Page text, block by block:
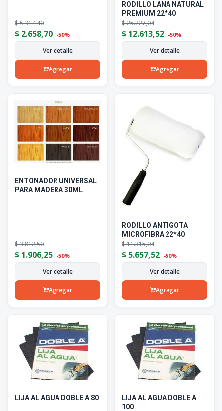
$5.317,40
$ 2.658,70 -50%
Ver detalle
Agregar
RODILLO LANA NATURAL
PREMIUM 22*40
$25.227,04
$ 12.613,52 -50%
Ver detalle
Agregar
ENTONADOR UNIVERSAL
PARA MADERA 30ML
$3.812,50
$ 1.906,25 -50%
Ver detalle
Agregar
RODILLO ANTIGOTA
MICROFIBRA 22*40
$11.315,04
$ 5.657,52 -50%
Ver detalle
Agregar
LIJA AL AGUA DOBLE A 80
LIJA AL AGUA DOBLE A
100